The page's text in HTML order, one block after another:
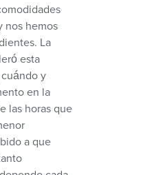
nos hemos
La
esta
y
en la
las horas que
a que